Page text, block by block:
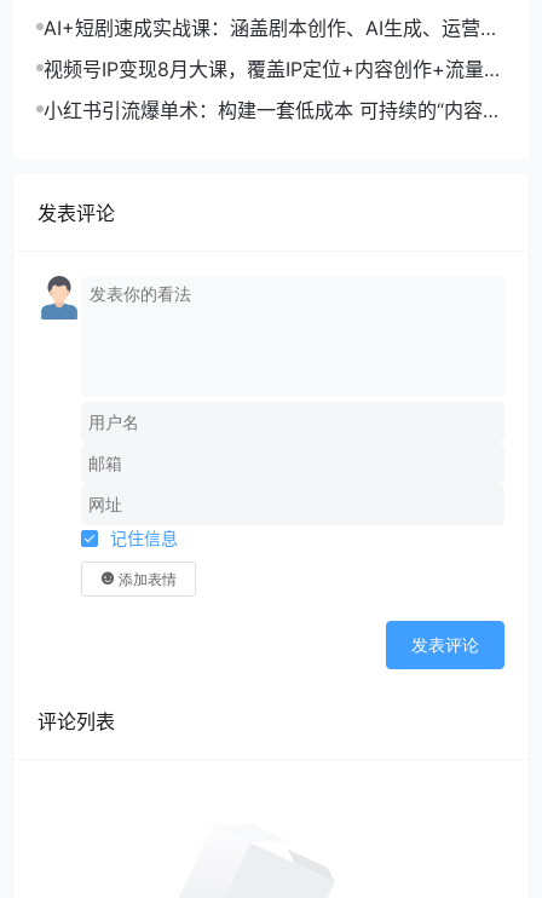
单月变现10万+秘籍
AI+短剧速成实战课：涵盖剧本创作、AI生成、运营变
现，单部剧收益破万
视频号IP变现8月大课，覆盖IP定位+内容创作+流量获
取+合规运营+商业转化
小红书引流爆单术：构建一套低成本 可持续的“内容-
发表评论
记住信息
添加表情
发表评论
评论列表